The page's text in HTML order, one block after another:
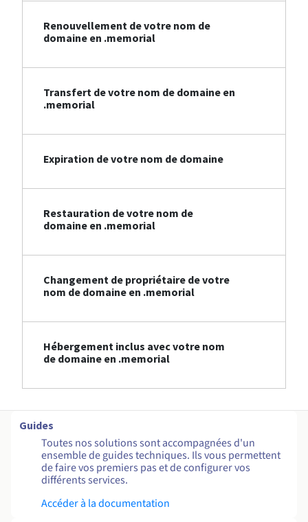
Renouvellement de votre nom de
domaine en .memorial
Transfert de votre nom de domaine en
.memorial
Expiration de votre nom de domaine
Restauration de votre nom de
domaine en .memorial
Changement de propriétaire de votre
nom de domaine en .memorial
Hébergement inclus avec votre nom
de domaine en .memorial
Guides
Toutes nos solutions sont accompagnées d'un
ensemble de guides techniques. Ils vous permettent
de faire vos premiers pas et de configurer vos
différents services.
Accéder à la documentation